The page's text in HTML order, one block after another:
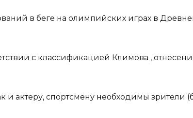
в беге на олимпийских играх в
с классификацией Климова ,
и актеру, спортсмену необходимы зрители